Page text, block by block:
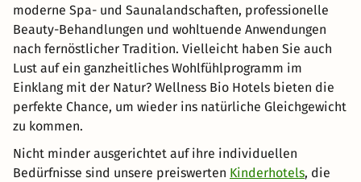
moderne Spa- und Saunalandschaften, professionelle
Beauty-Behandlungen und wohltuende Anwendungen
nach fernöstlicher Tradition. Vielleicht haben Sie auch
Lust auf ein ganzheitliches Wohlfühlprogramm im
Einklang mit der Natur? Wellness Bio Hotels bieten die
perfekte Chance, um wieder ins natürliche Gleichgewicht
zu kommen.
Nicht minder ausgerichtet auf ihre individuellen
Bedürfnisse sind unsere preiswerten Kinderhotels, die